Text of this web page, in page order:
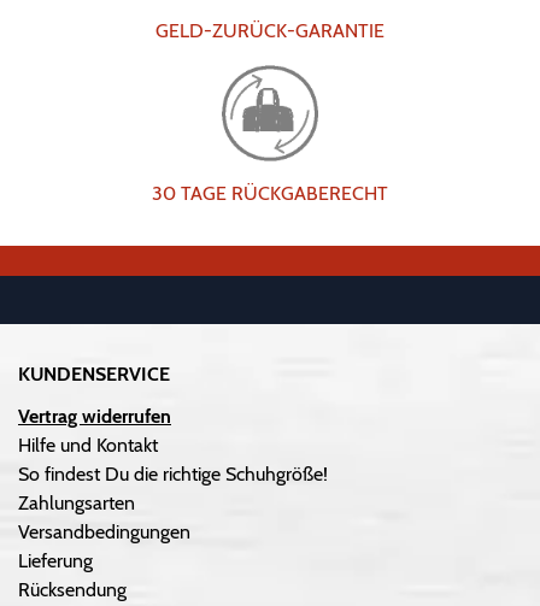
GELD-ZURÜCK-GARANTIE
30 TAGE RÜCKGABERECHT
KUNDENSERVICE
Vertrag widerrufen
Hilfe und Kontakt
So findest Du die richtige Schuhgröße!
Zahlungsarten
Versandbedingungen
Lieferung
Rücksendung